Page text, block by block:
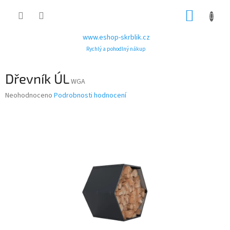
www.eshop-skrblik.cz
Rychlý a pohodlný nákup
Dřevník ÚLWGA
Průměrné
Neohodnoceno Podrobnosti hodnocení